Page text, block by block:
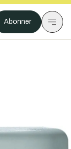
Abonner